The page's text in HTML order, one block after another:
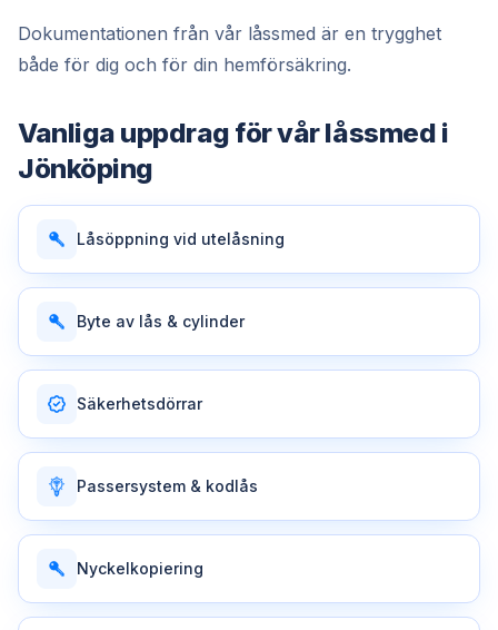
Dokumentationen från vår låssmed är en trygghet
både för dig och för din hemförsäkring.
Vanliga uppdrag för vårlåssmed i
Jönköping
Låsöppning vid utelåsning
Byte av lås & cylinder
Säkerhetsdörrar
Passersystem & kodlås
Nyckelkopiering